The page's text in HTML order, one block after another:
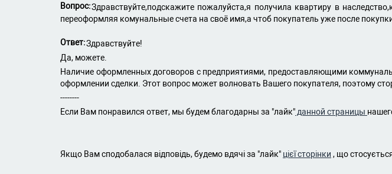
Вопрос:Здравствуйте,подскажите пожалуйста,я получила квартиру в
переоформляя комунальные счета на своё имя,а чтоб покупатель уже после
Ответ:Здравствуйте!
Да, можете.
Наличие оформленных договоров с предприятиями, предоставляющими
оформлении сделки. Этот вопрос может волновать Вашего покупателя, поэтому
--------
Если Вам понравился ответ, мы будем благодарны за "лайк" данной страницы
Якщо Вам сподобалася відповідь, будемо вдячі за "лайк" цієї сторінки , що